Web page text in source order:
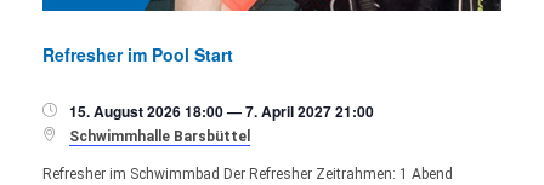
Refresher im Pool Start
 15. August 2026 18:00 — 7. April 2027 21:00
 Schwimmhalle Barsbüttel
Refresher im Schwimmbad Der Refresher Zeitrahmen: 1 Abend